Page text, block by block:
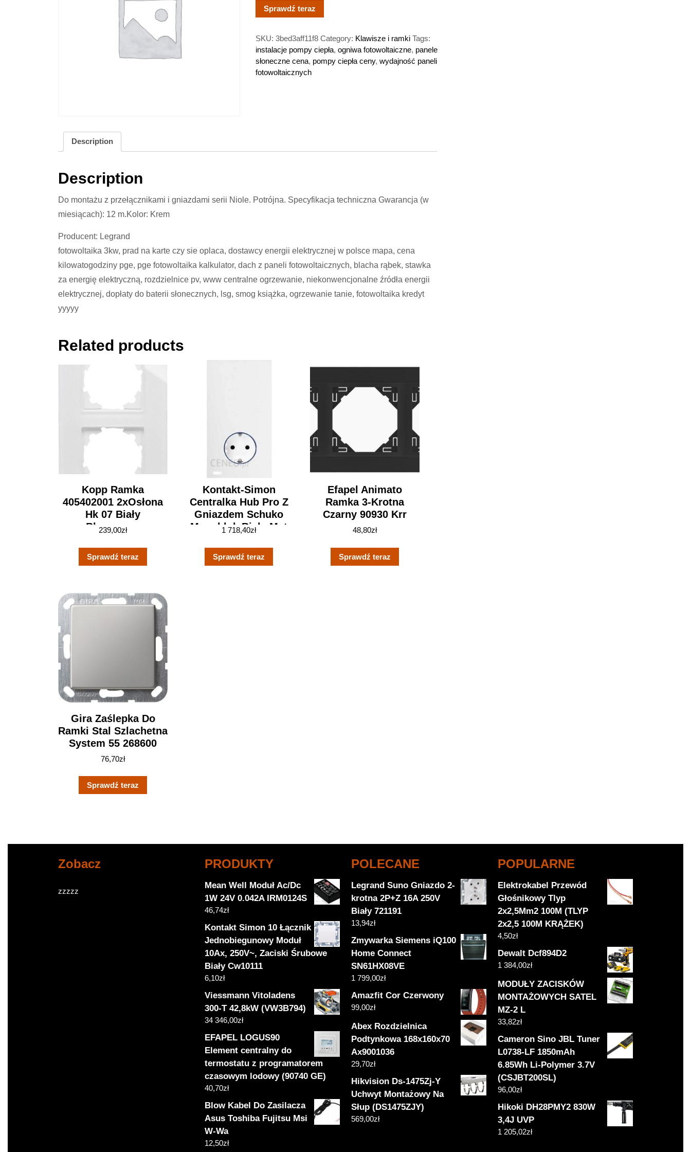
Sprawdź teraz
SKU: 3bed3aff11f8 Category: Klawisze i ramki Tags:
instalacje pompy ciepła, ogniwa fotowoltaiczne, panele
słoneczne cena, pompy ciepła ceny, wydajność paneli
fotowoltaicznych
Description
Description
Do montażu z przełącznikami i gniazdami serii Niole. Potrójna. Specyfikacja techniczna Gwarancja (w
miesiącach): 12 m.Kolor: Krem
Producent: Legrand
fotowoltaika 3kw, prad na karte czy sie oplaca, dostawcy energii elektrycznej w polsce mapa, cena
kilowatogodziny pge, pge fotowoltaika kalkulator, dach z paneli fotowoltaicznych, blacha rąbek, stawka
za energię elektryczną, rozdzielnice pv, www centralne ogrzewanie, niekonwencjonalne źródła energii
elektrycznej, dopłaty do baterii słonecznych, lsg, smog książka, ogrzewanie tanie, fotowoltaika kredyt
yyyyy
Related products
Kopp Ramka
405402001 2xOsłona
Hk 07 Biały
Błyszczący
239,00zł
Sprawdź teraz
Kontakt-Simon
Centralka Hub Pro Z
Gniazdem Schuko
Monoblok Biały Mat
1 718,40zł
Sprawdź teraz
Efapel Animato
Ramka 3-Krotna
Czarny 90930 Krr
48,80zł
Sprawdź teraz
Gira Zaślepka Do
Ramki Stal Szlachetna
System 55 268600
76,70zł
Sprawdź teraz
Zobacz
zzzzz
PRODUKTY
Mean Well Moduł Ac/Dc
1W 24V 0.042A IRM0124S
46,74zł
Kontakt Simon 10 Łącznik
Jednobiegunowy Moduł
10Ax, 250V~, Zaciski Śrubowe
Biały Cw10111
6,10zł
Viessmann Vitoladens
300-T 42,8kW (VW3B794)
34 346,00zł
EFAPEL LOGUS90
Element centralny do
termostatu z programatorem
czasowym lodowy (90740 GE)
40,70zł
Blow Kabel Do Zasilacza
Asus Toshiba Fujitsu Msi
W-Wa
12,50zł
POLECANE
Legrand Suno Gniazdo 2-
krotna 2P+Z 16A 250V
Biały 721191
13,94zł
Zmywarka Siemens iQ100
Home Connect
SN61HX08VE
1 799,00zł
Amazfit Cor Czerwony
99,00zł
Abex Rozdzielnica
Podtynkowa 168x160x70
Ax9001036
29,70zł
Hikvision Ds-1475Zj-Y
Uchwyt Montażowy Na
Słup (DS1475ZJY)
569,00zł
POPULARNE
Elektrokabel Przewód
Głośnikowy Tlyp
2x2,5Mm2 100M (TLYP
2x2,5 100M KRĄŻEK)
4,50zł
Dewalt Dcf894D2
1 384,00zł
MODUŁY ZACISKÓW
MONTAŻOWYCH SATEL
MZ-2 L
33,82zł
Cameron Sino JBL Tuner
L0738-LF 1850mAh
6.85Wh Li-Polymer 3.7V
(CSJBT200SL)
96,00zł
Hikoki DH28PMY2 830W
3,4J UVP
1 205,02zł